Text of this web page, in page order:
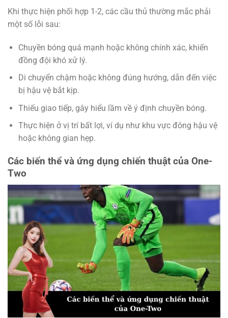
Khi thực hiện phối hợp 1-2, các cầu thủ thường mắc phải
một số lỗi sau:
Chuyền bóng quá mạnh hoặc không chính xác, khiến
đồng đội khó xử lý.
Di chuyển chậm hoặc không đúng hướng, dẫn đến việc
bị hậu vệ bắt kịp.
Thiếu giao tiếp, gây hiểu lầm về ý định chuyền bóng.
Thực hiện ở vị trí bất lợi, ví dụ như khu vực đông hậu vệ
hoặc không gian hẹp.
Các biến thể và ứng dụng chiến thuật của One-
Two